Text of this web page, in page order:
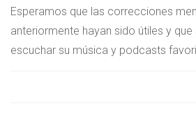
Esperamos que las correcciones
anteriormente hayan sido útiles y
escuchar su música y podcasts